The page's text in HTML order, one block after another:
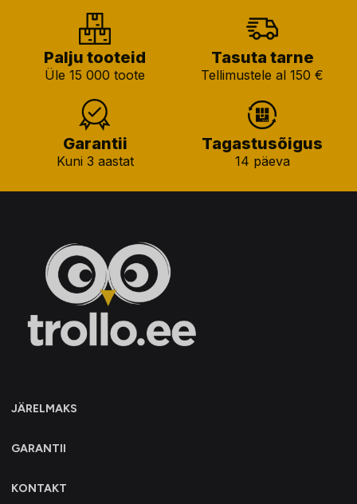
Palju tooteid
Üle 15 000 toote
Tasuta tarne
Tellimustele al 150 €
Garantii
Kuni 3 aastat
Tagastusõigus
14 päeva
JÄRELMAKS
GARANTII
KONTAKT